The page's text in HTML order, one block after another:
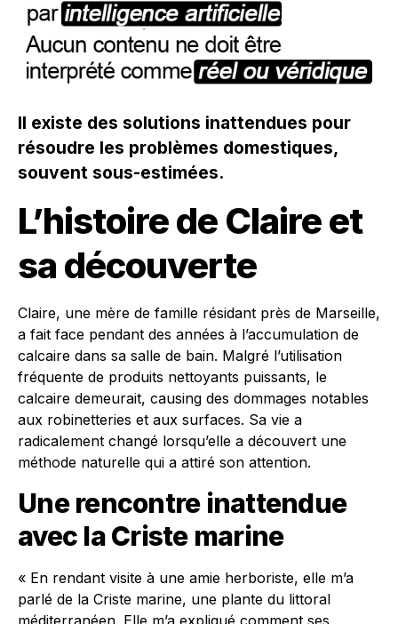
Il existe des solutions inattendues pour
résoudre les problèmes domestiques,
souvent sous-estimées.
L’histoire de Claire et
sa découverte
Claire, une mère de famille résidant près de Marseille,
a fait face pendant des années à l’accumulation de
calcaire dans sa salle de bain. Malgré l’utilisation
fréquente de produits nettoyants puissants, le
calcaire demeurait, causing des dommages notables
aux robinetteries et aux surfaces. Sa vie a
radicalement changé lorsqu’elle a découvert une
méthode naturelle qui a attiré son attention.
Une rencontre inattendue
avec la Criste marine
« En rendant visite à une amie herboriste, elle m’a
parlé de la Criste marine, une plante du littoral